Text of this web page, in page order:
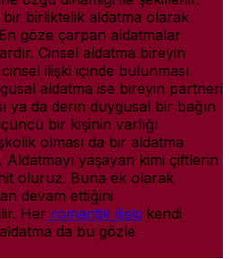
bir birliktelik aldatma olarak
göze çarpan aldatmalar
Cinsel aldatma bireyin
ilişki içinde bulunması
aldatma ise bireyin partneri
ya da derin duygusal bir bağın
bir kişinin varlığı
olması da bir aldatma
yaşayan kimi çiftlerin
oluruz. Buna ek olarak
devam ettiğini
Her romantik ilişki kendi
da bu gözle